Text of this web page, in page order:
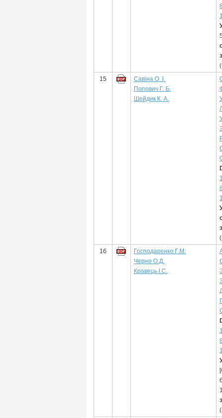
15
Савіна О. І.
Попович Г. Б.
Шейдик К. А.
16
Господаренко Г.М.
Черно О.Д.
Кравець І.С.